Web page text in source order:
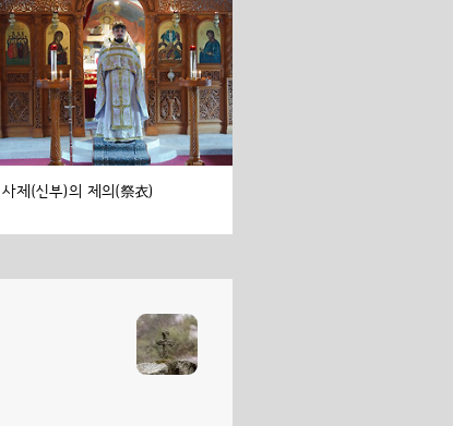
사제(신부)의 제의(祭衣)